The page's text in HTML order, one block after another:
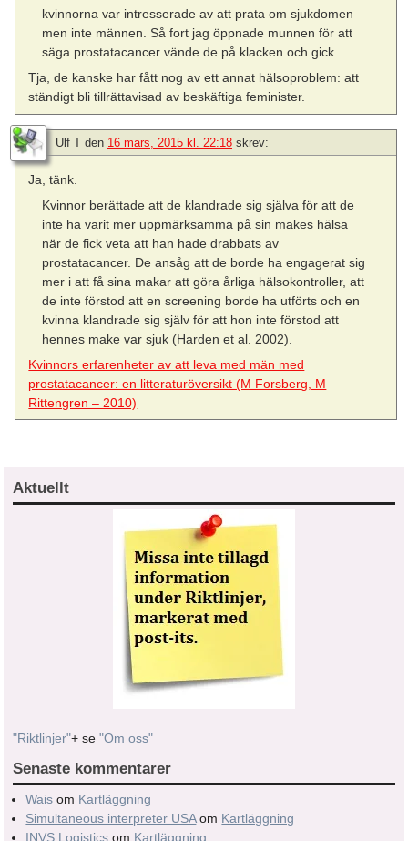
kvinnorna var intresserade av att prata om sjukdomen –
men inte männen. Så fort jag öppnade munnen för att
säga prostatacancer vände de på klacken och gick.
Tja, de kanske har fått nog av ett annat hälsoproblem: att
ständigt bli tillrättavisad av beskäftiga feminister.
Ulf T den 16 mars, 2015 kl. 22:18 skrev:
Ja, tänk.
Kvinnor berättade att de klandrade sig själva för att de
inte ha varit mer uppmärksamma på sin makes hälsa
när de fick veta att han hade drabbats av
prostatacancer. De ansåg att de borde ha engagerat sig
mer i att få sina makar att göra årliga hälsokontroller, att
de inte förstod att en screening borde ha utförts och en
kvinna klandrade sig själv för att hon inte förstod att
hennes make var sjuk (Harden et al. 2002).
Kvinnors erfarenheter av att leva med män med
prostatacancer: en litteraturöversikt (M Forsberg, M
Rittengren – 2010)
Aktuellt
"Riktlinjer"+ se "Om oss"
Senaste kommentarer
Wais om Kartläggning
Simultaneous interpreter USAom Kartläggning
INVS Logistics om Kartläggning